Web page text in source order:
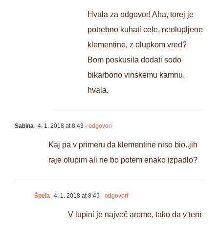
Hvala za odgovor! Aha, torej je
potrebno kuhati cele, neolupljene
klementine, z olupkom vred?
Bom poskusila dodati sodo
bikarbono vinskemu kamnu,
hvala.
Sabina 4. 1. 2018 at 8:43 - odgovori
Kaj pa v primeru da klementine niso bio..jih
raje olupim ali ne bo potem enako izpadlo?
Špela 4. 1. 2018 at 8:49 - odgovori
V lupini je največ arome, tako da v tem